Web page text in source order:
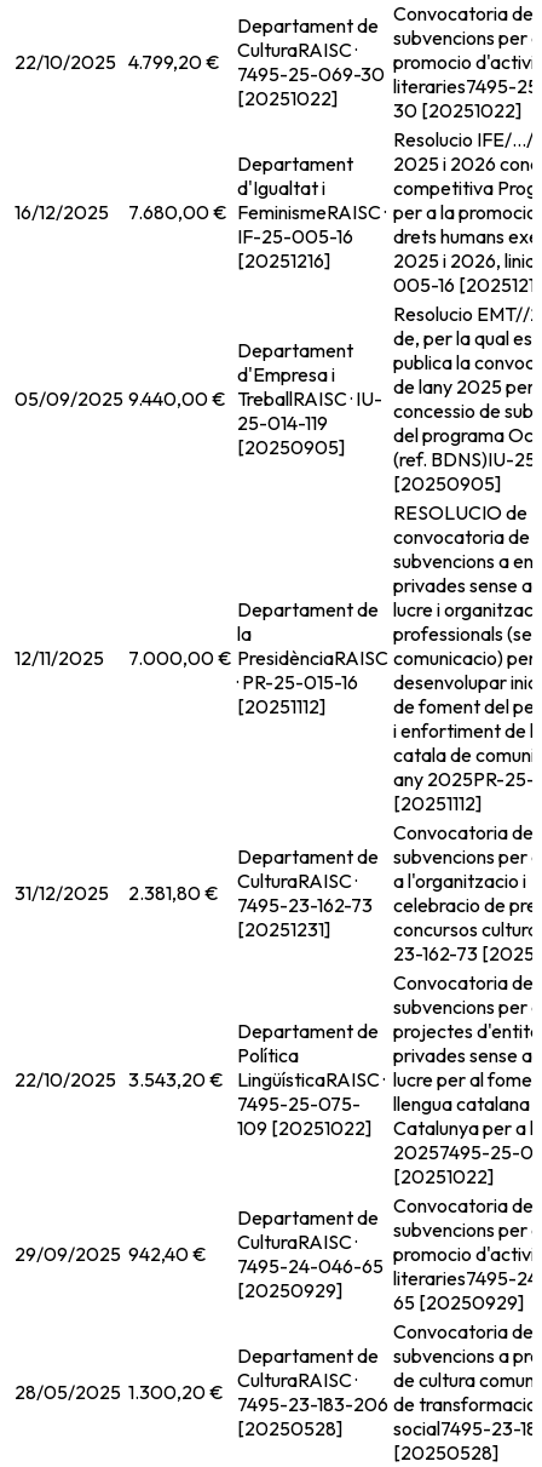
22/10/2025 4.799,20 €
Departament de
CulturaRAISC ·
7495-25-069-30
[20251022]
Convocatoria de
subvencions per
promocio
literaries7495-
30 [20251022]
16/12/2025 7.680,00 €
Departament
d'Igualtat i
FeminismeRAISC ·
IF-25-005-16
[20251216]
Resolucio IFE/
2025 i 2026
competitiva
per a la promocio
drets humans
2025 i 2026, linia
005-16
05/09/2025 9.440,00 €
Departament
d'Empresa i
TreballRAISC · IU-
25-014-119
[20250905]
Resolucio EMT//
de, per la qual es
publica la
de lany 2025 per
concessio de
del programa
(ref. BDNS)IU-
[20250905]
12/11/2025 7.000,00 €
Departament de
la
PresidènciaRAISC
· PR-25-015-16
[20251112]
RESOLUCIO de
convocatoria de
subvencions a
privades sense
lucre i
professionals
comunicacio) per
desenvolupar
de foment del
i enfortiment de
catala de
any 2025PR-25-
[20251112]
31/12/2025 2.381,80 €
Departament de
CulturaRAISC ·
7495-23-162-73
[20251231]
Convocatoria de
subvencions per
a l'organitzacio i
celebracio de
concursos
23-162-73
22/10/2025 3.543,20 €
Departament de
Política
LingüísticaRAISC ·
7495-25-075-
109 [20251022]
Convocatoria de
subvencions per a
projectes
privades sense
lucre per al
llengua catalana
Catalunya per a
20257495-25-
[20251022]
29/09/2025 942,40 €
Departament de
CulturaRAISC ·
7495-24-046-65
[20250929]
Convocatoria de
subvencions per
promocio
literaries7495-
65 [20250929]
28/05/2025 1.300,20 €
Departament de
CulturaRAISC ·
7495-23-183-206
[20250528]
Convocatoria de
subvencions a
de cultura
de transformacio
social7495-23-
[20250528]